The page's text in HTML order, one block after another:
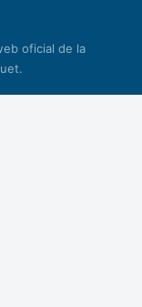
oficial de la